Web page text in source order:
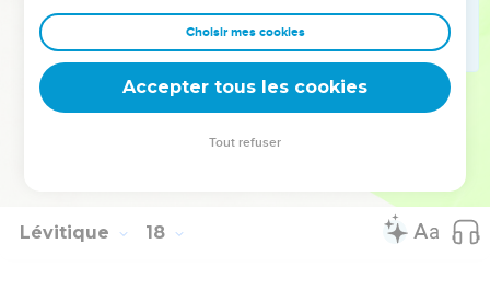
sang. Celui qui en mangera sera exclu.’
» Toute personne, qu’elle soit israélite ou étrangère, qui
aura mangé d'une bête trouvée morte ou déchiquetée lavera
ses vêtements, se lavera dans l'eau et sera impure jusqu'au
Lévitique 18
Choisir mes cookies
Accepter tous les cookies
Tout refuser